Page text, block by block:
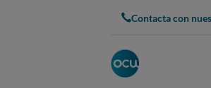
Contacta con